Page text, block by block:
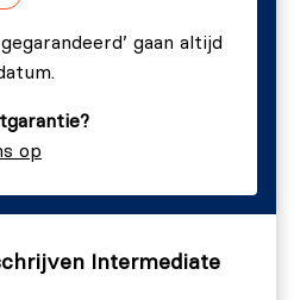
gaan altijd
op
Intermediate